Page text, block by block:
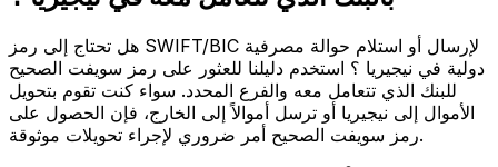
هل تحتاج إلى رمز SWIFT/BIC لإرسال أو استلام حوالة مصرفية
دولية في نيجيريا ؟ استخدم دليلنا للعثور على رمز سويفت الصحيح
للبنك الذي تتعامل معه والفرع المحدد. سواء كنت تقوم بتحويل
الأموال إلى نيجيريا أو ترسل أموالاً إلى الخارج، فإن الحصول على
رمز سويفت الصحيح أمر ضروري لإجراء تحويلات موثوقة.